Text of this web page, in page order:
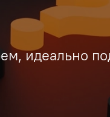
идеально